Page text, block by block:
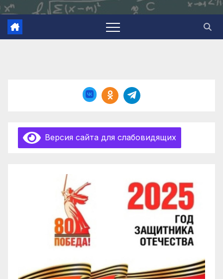
Версия сайта для слабовидящих